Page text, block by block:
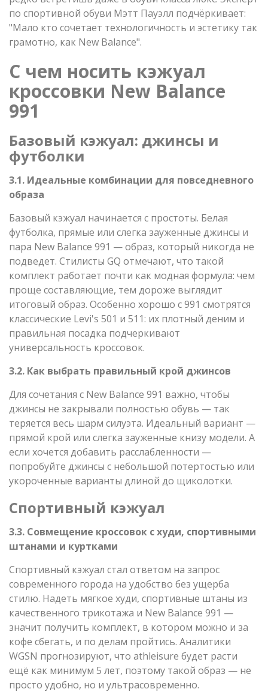
по спортивной обуви Мэтт Пауэлл подчёркивает:
"Мало кто сочетает технологичность и эстетику так
грамотно, как New Balance".
С чем носить кэжуал
кроссовки New Balance
991
Базовый кэжуал: джинсы и
футболки
3.1. Идеальные комбинации для повседневного
образа
Базовый кэжуал начинается с простоты. Белая
футболка, прямые или слегка зауженные джинсы и
пара New Balance 991 — образ, который никогда не
подведет. Стилисты GQ отмечают, что такой
комплект работает почти как модная формула: чем
проще составляющие, тем дороже выглядит
итоговый образ. Особенно хорошо с 991 смотрятся
классические Levi's 501 и 511: их плотный деним и
правильная посадка подчеркивают
универсальность кроссовок.
3.2. Как выбрать правильный крой джинсов
Для сочетания с New Balance 991 важно, чтобы
джинсы не закрывали полностью обувь — так
теряется весь шарм силуэта. Идеальный вариант —
прямой крой или слегка зауженные книзу модели. А
если хочется добавить расслабленности —
попробуйте джинсы с небольшой потертостью или
укороченные варианты длиной до щиколотки.
Спортивный кэжуал
3.3. Совмещение кроссовок с худи, спортивными
штанами и куртками
Спортивный кэжуал стал ответом на запрос
современного города на удобство без ущерба
стилю. Надеть мягкое худи, спортивные штаны из
качественного трикотажа и New Balance 991 —
значит получить комплект, в котором можно и за
кофе сбегать, и по делам пройтись. Аналитики
WGSN прогнозируют, что athleisure будет расти
ещё как минимум 5 лет, поэтому такой образ — не
просто удобно, но и ультрасовременно.